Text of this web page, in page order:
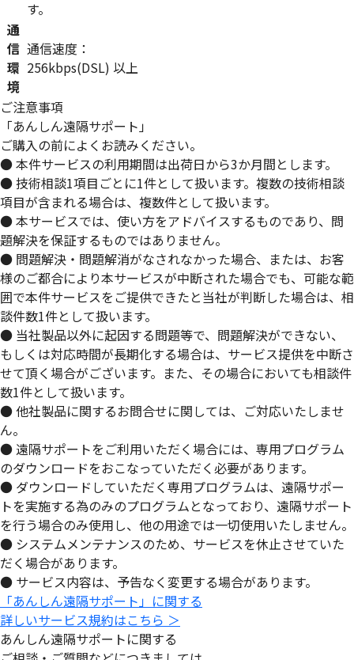
す。
通
信
環
境
通信速度：
256kbps(DSL) 以上
ご注意事項
「あんしん遠隔サポート」
ご購入の前によくお読みください。
● 本件サービスの利用期間は出荷日から3か月間とします。
● 技術相談1項目ごとに1件として扱います。複数の技術相談
項目が含まれる場合は、複数件として扱います。
● 本サービスでは、使い方をアドバイスするものであり、問
題解決を保証するものではありません。
● 問題解決・問題解消がなされなかった場合、または、お客
様のご都合により本サービスが中断された場合でも、可能な範
囲で本件サービスをご提供できたと当社が判断した場合は、相
談件数1件として扱います。
● 当社製品以外に起因する問題等で、問題解決ができない、
もしくは対応時間が長期化する場合は、サービス提供を中断さ
せて頂く場合がございます。また、その場合においても相談件
数1件として扱います。
● 他社製品に関するお問合せに関しては、ご対応いたしませ
ん。
● 遠隔サポートをご利用いただく場合には、専用プログラム
のダウンロードをおこなっていただく必要があります。
● ダウンロードしていただく専用プログラムは、遠隔サポー
トを実施する為のみのプログラムとなっており、遠隔サポート
を行う場合のみ使用し、他の用途では一切使用いたしません。
● システムメンテナンスのため、サービスを休止させていた
だく場合があります。
● サービス内容は、予告なく変更する場合があります。
「あんしん遠隔サポート」に関する
詳しいサービス規約はこちら ＞
あんしん遠隔サポートに関する